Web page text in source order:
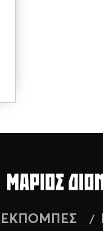
ΕΚΠΟΜΠΕΣ